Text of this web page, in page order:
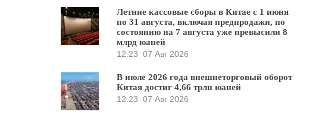
Летние кассовые сборы в Китае с 1 июня
по 31 августа, включая предпродажи, по
состоянию на 7 августа уже превысили 8
млрд юаней
12:23 07 Авг 2026
В июле 2026 года внешнеторговый оборот
Китая достиг 4,66 трлн юаней
12:23 07 Авг 2026